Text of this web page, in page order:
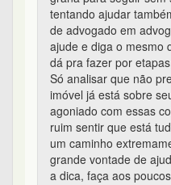
tentando ajudar
de advogado em
ajude e diga o mesmo
dá pra fazer por
Só analisar que não
imóvel já está sobre
agoniado com essas
ruim sentir que está
um caminho
grande vontade de
a dica, faça aos